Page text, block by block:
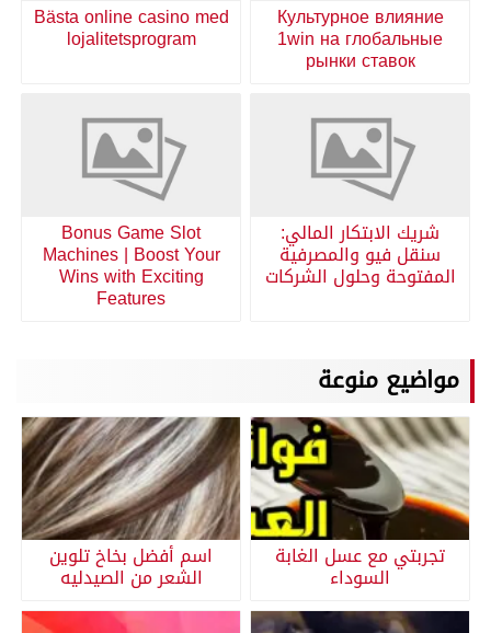
Культурное влияние
1win на глобальные
рынки ставок
Bästa online casino med
lojalitetsprogram
شريك الابتكار المالي:
سنقل فيو والمصرفية
المفتوحة وحلول الشركات
Bonus Game Slot
Machines | Boost Your
Wins with Exciting
Features
مواضيع منوعة
تجربتي مع عسل الغابة
السوداء
اسم أفضل بخاخ تلوين
الشعر من الصيدليه